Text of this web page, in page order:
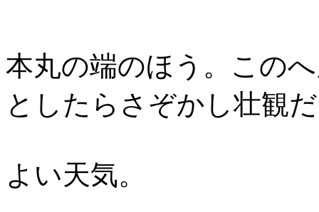
本丸の端のほう。この
としたらさぞかし壮観
よい天気。